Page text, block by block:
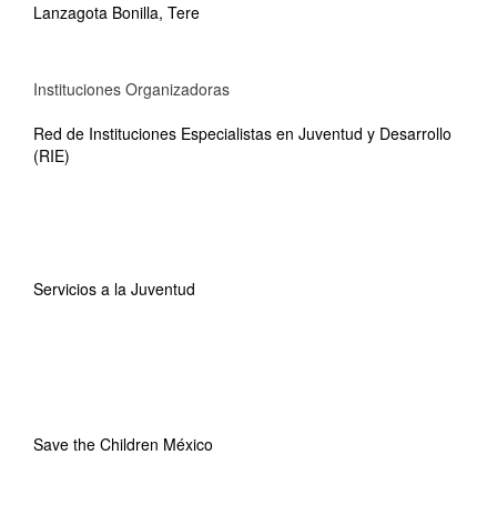
Lanzagota Bonilla, Tere
Instituciones Organizadoras
Red de Instituciones Especialistas en Juventud y Desarrollo
(RIE)
Servicios a la Juventud
Save the Children México